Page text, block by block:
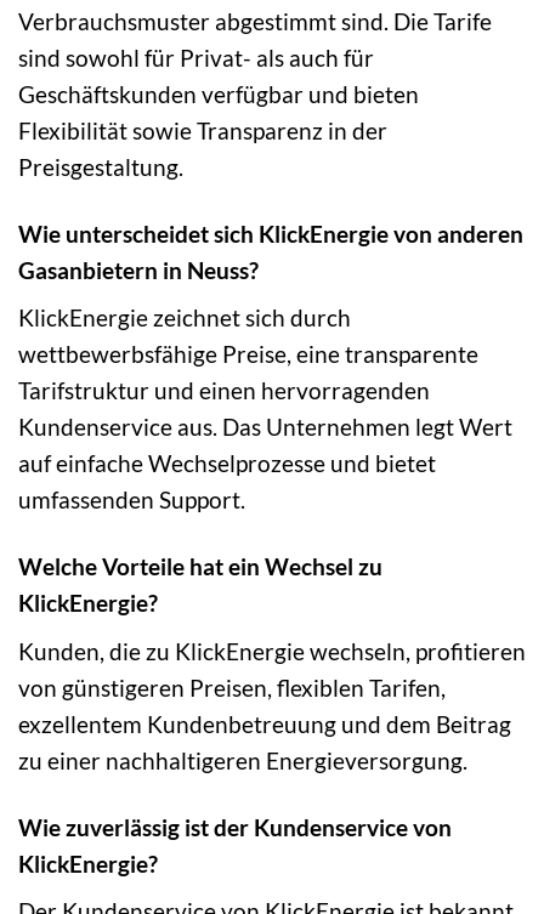
Verbrauchsmuster abgestimmt sind. Die Tarife
sind sowohl für Privat- als auch für
Geschäftskunden verfügbar und bieten
Flexibilität sowie Transparenz in der
Preisgestaltung.
Wie unterscheidet sich KlickEnergie von anderen
Gasanbietern in Neuss?
KlickEnergie zeichnet sich durch
wettbewerbsfähige Preise, eine transparente
Tarifstruktur und einen hervorragenden
Kundenservice aus. Das Unternehmen legt Wert
auf einfache Wechselprozesse und bietet
umfassenden Support.
Welche Vorteile hat ein Wechsel zu
KlickEnergie?
Kunden, die zu KlickEnergie wechseln, profitieren
von günstigeren Preisen, flexiblen Tarifen,
exzellentem Kundenbetreuung und dem Beitrag
zu einer nachhaltigeren Energieversorgung.
Wie zuverlässig ist der Kundenservice von
KlickEnergie?